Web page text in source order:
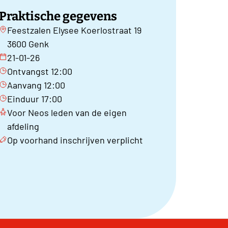
gegevens
Feestzalen Elysee Koerlostraat 19
3600 Genk
21-01-26
Ontvangst 12:00
Aanvang 12:00
Einduur 17:00
Voor Neos leden van de eigen
afdeling
Op voorhand inschrijven verplicht